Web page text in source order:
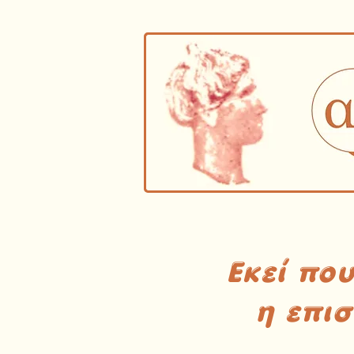
Εκεί
η